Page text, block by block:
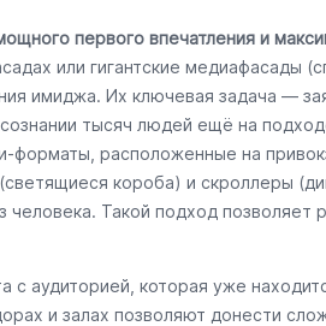
первого впечатления и
или гигантские медиафасады
имиджа. Их ключевая задача —
тысяч людей ещё на
форматы, расположенные на
короба) и скроллеры
Такой подход позволяет
с аудиторией, которая уже
и залах позволяют донести